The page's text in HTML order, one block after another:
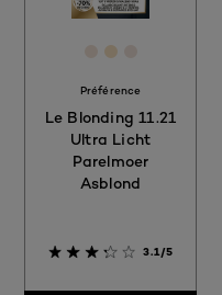
[Color]:
[Color]:
Préférence
Le Blonding 11.21
Ultra Licht
Parelmoer
Asblond
3.1/5